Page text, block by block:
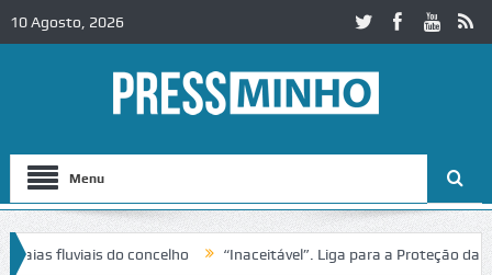
10 Agosto, 2026
Menu
fluviais do concelho “Inaceitável”. Liga para a Proteção da